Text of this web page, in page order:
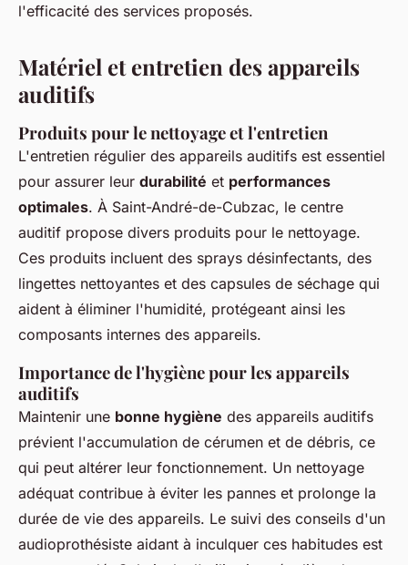
l'efficacité des services proposés.
Matériel et entretien des appareils
auditifs
Produits pour le nettoyage et l'entretien
L'entretien régulier des appareils auditifs est essentiel
pour assurer leur durabilité et performances
optimales. À Saint-André-de-Cubzac, le centre
auditif propose divers produits pour le nettoyage.
Ces produits incluent des sprays désinfectants, des
lingettes nettoyantes et des capsules de séchage qui
aident à éliminer l'humidité, protégeant ainsi les
composants internes des appareils.
Importance de l'hygiène pour les appareils
auditifs
Maintenir une bonne hygiène des appareils auditifs
prévient l'accumulation de cérumen et de débris, ce
qui peut altérer leur fonctionnement. Un nettoyage
adéquat contribue à éviter les pannes et prolonge la
durée de vie des appareils. Le suivi des conseils d'un
audioprothésiste aidant à inculquer ces habitudes est